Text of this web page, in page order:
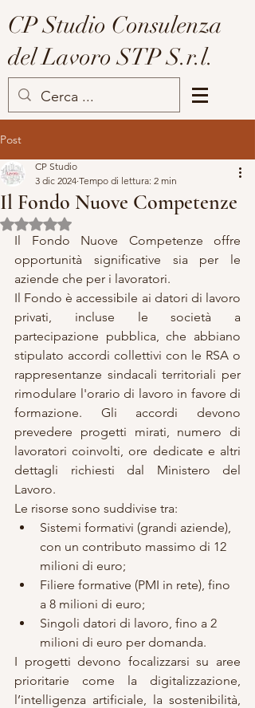
CP Studio Consulenza
del Lavoro STP S.r.l.
Post
Il Fondo Nuove Competenze
CP Studio
3 dic 2024 Tempo di lettura: 2 min
Valutazione NaN stelle su 5.
Il Fondo Nuove Competenze offre
opportunità significative sia per le
aziende che per i lavoratori.
Il Fondo è accessibile ai datori di lavoro
privati, incluse le società a
partecipazione pubblica, che abbiano
stipulato accordi collettivi con le RSA o
rappresentanze sindacali territoriali per
rimodulare l'orario di lavoro in favore di
formazione. Gli accordi devono
prevedere progetti mirati, numero di
lavoratori coinvolti, ore dedicate e altri
dettagli richiesti dal Ministero del
Lavoro.
Le risorse sono suddivise tra:
Sistemi formativi (grandi aziende),
con un contributo massimo di 12
milioni di euro;
Filiere formative (PMI in rete), fino
a 8 milioni di euro;
Singoli datori di lavoro, fino a 2
milioni di euro per domanda.
I progetti devono focalizzarsi su aree
prioritarie come la digitalizzazione,
l’intelligenza artificiale, la sostenibilità,